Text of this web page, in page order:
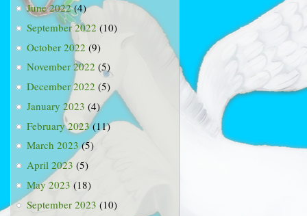
June 2022(4)
September 2022 (10)
October 2022 (9)
November 2022 (5)
December 2022 (5)
January 2023 (4)
February 2023(11)
March 2023(5)
April 2023 (5)
May 2023 (18)
September 2023 (10)